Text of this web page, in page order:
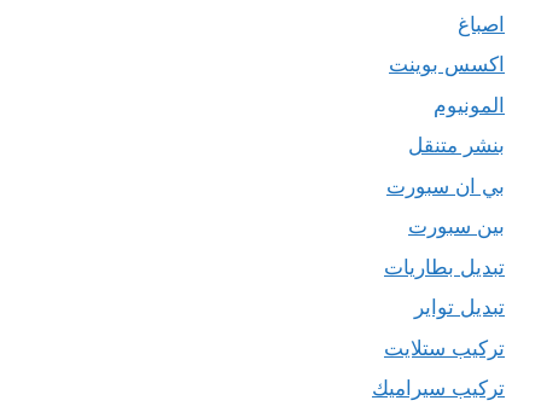
اصباغ
اكسس بوينت
المونيوم
بنشر متنقل
بي ان سبورت
بين سبورت
تبديل بطاريات
تبديل تواير
تركيب ستلايت
تركيب سيراميك